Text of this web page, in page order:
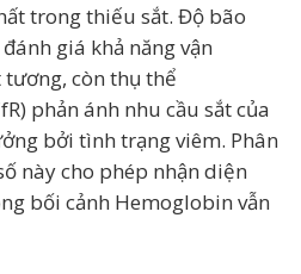
trong thiếu sắt. Độ bão
giá khả năng vận
còn thụ thể
phản ánh nhu cầu sắt của
bởi tình trạng viêm. Phân
này cho phép nhận diện
bối cảnh Hemoglobin vẫn